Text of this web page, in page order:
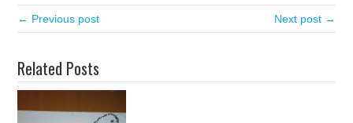
← Previous post Next post →
Related Posts